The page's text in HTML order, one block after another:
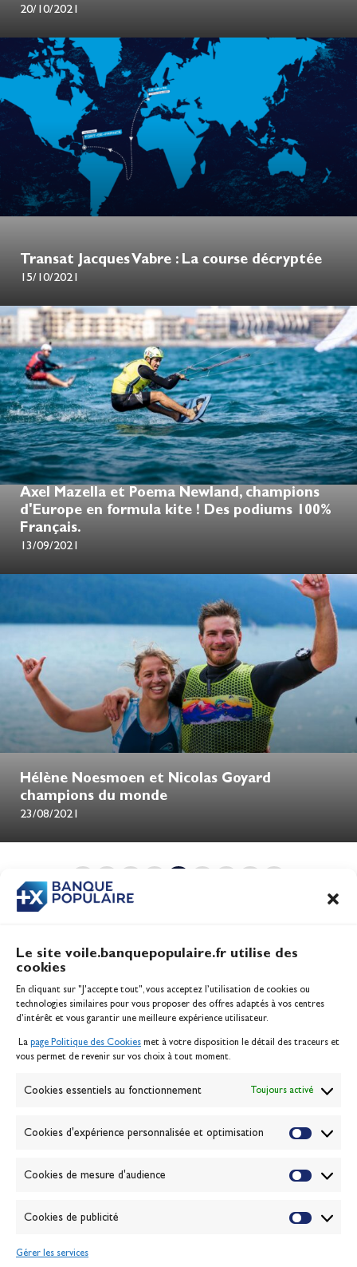
Le site voile.banquepopulaire.fr utilise des
cookies
En cliquant sur "J'accepte tout", vous acceptez l’utilisation de cookies ou
technologies similaires pour vous proposer des offres adaptés à vos centres
d’intérêt et vous garantir une meilleure expérience utilisateur.
La page Politique des Cookies met à votre disposition le détail des traceurs et
vous permet de revenir sur vos choix à tout moment.
Cookies essentiels au fonctionnement Toujours activé
Cookies d'expérience personnalisée et optimisation
Cookies de mesure d'audience
Cookies de publicité
Gérer les services
20/10/2021
Transat Jacques Vabre : La course décryptée
15/10/2021
Axel Mazella et Poema Newland, champions
d'Europe en formula kite ! Des podiums 100%
Français.
13/09/2021
Hélène Noesmoen et Nicolas Goyard
champions du monde
23/08/2021
1 …
Inscription serveur média
Contact
Politique des cookies
Banque de la voile
Passion Voile TV
ABONNEZ-VOUS